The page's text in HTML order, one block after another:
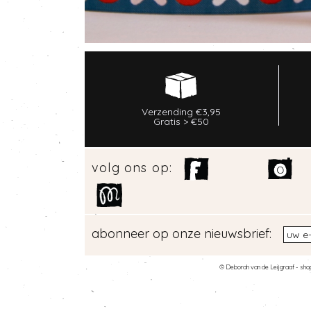
Verzending €3,95
Gratis > €50
volg ons op:
abonneer op onze nieuwsbrief:
© Deborah van de Leijgraaf -